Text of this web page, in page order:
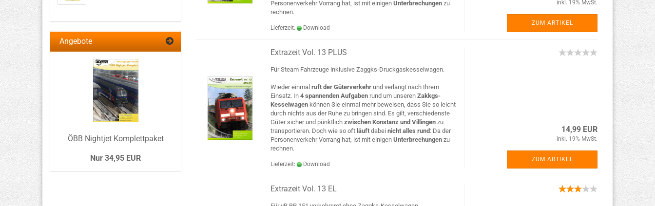
Personenverkehr Vorrang hat, ist mit einigen Unterbrechungen zu
rechnen.
Lieferzeit: Download
inkl. 19% MwSt.
ZUM ARTIKEL
Extrazeit Vol. 13 PLUS
Für Steam Fahrzeuge inklusive Zaggks-Druckgaskesselwagen.
Wieder einmal ruft der Güterverkehr und verlangt nach Ihrem
Einsatz. In 4 spannenden Aufgaben rund um unseren Zakkgs-
Kesselwagen können Sie einmal mehr beweisen, dass Sie so leicht
durch nichts aus der Ruhe zu bringen sind. Es gilt, verschiedenste
Güter sicher und pünktlich zwischen Konstanz und Villingen zu
transportieren. Doch wie so oft läuft dabei nicht alles rund : Da der
Personenverkehr Vorrang hat, ist mit einigen Unterbrechungen zu
rechnen.
Lieferzeit: Download
14,99 EUR
inkl. 19% MwSt.
ZUM ARTIKEL
Extrazeit Vol. 13 EL
Angebote
ÖBB Nightjet Komplettpaket
Nur 34,95 EUR